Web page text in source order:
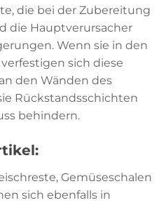
die bei der Zubereitung
die Hauptverursacher
Wenn sie in den
sich diese
den Wänden des
Rückstandsschichten
behindern.
Gemüseschalen
sich ebenfalls in